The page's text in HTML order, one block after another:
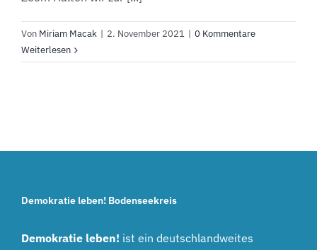
Von Miriam Macak | 2. November 2021 | 0 Kommentare
Weiterlesen
Demokratie leben! Bodenseekreis
Demokratie leben! ist ein deutschlandweites